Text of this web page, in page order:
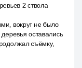
2 ствола
вокруг не было
оставались
съёмку,